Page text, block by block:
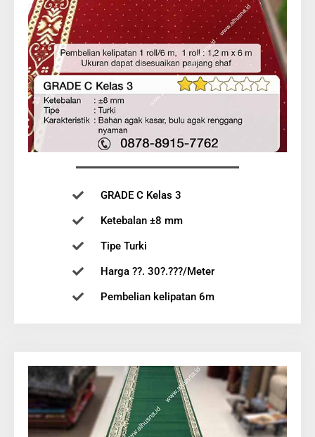
GRADE C Kelas 3
Ketebalan ±8 mm
Tipe Turki
Harga ??. 30?.???/Meter
Pembelian kelipatan 6m